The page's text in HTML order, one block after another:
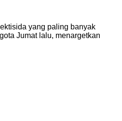
yang paling banyak
Jumat lalu, menargetkan